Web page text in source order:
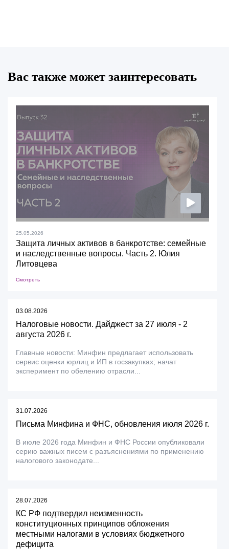
Вас также может заинтересовать
25.05.2026
Защита личных активов в банкротстве: семейные
и наследственные вопросы. Часть 2. Юлия
Литовцева
Смотреть
03.08.2026
Налоговые новости. Дайджест за 27 июля - 2
августа 2026 г.
Главные новости: Минфин предлагает использовать
сервис оценки юрлиц и ИП в госзакупках; начат
эксперимент по обелению отрасли...
31.07.2026
Письма Минфина и ФНС, обновления июля 2026 г.
В июле 2026 года Минфин и ФНС России опубликовали
серию важных писем с разъяснениями по применению
налогового законодате...
28.07.2026
КС РФ подтвердил неизменность
конституционных принципов обложения
местными налогами в условиях бюджетного
дефицита